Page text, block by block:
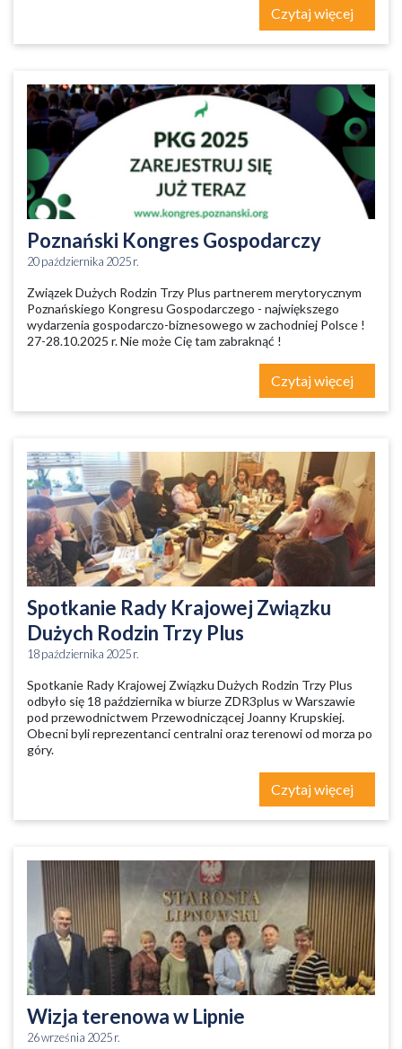
Czytaj więcej
Poznański Kongres Gospodarczy
20 października 2025 r.
Związek Dużych Rodzin Trzy Plus partnerem merytorycznym
Poznańskiego Kongresu Gospodarczego - największego
wydarzenia gospodarczo-biznesowego w zachodniej Polsce !
27-28.10.2025 r. Nie może Cię tam zabraknąć !
Czytaj więcej
Spotkanie Rady Krajowej Związku
Dużych Rodzin Trzy Plus
18 października 2025 r.
Spotkanie Rady Krajowej Związku Dużych Rodzin Trzy Plus
odbyło się 18 października w biurze ZDR3plus w Warszawie
pod przewodnictwem Przewodniczącej Joanny Krupskiej.
Obecni byli reprezentanci centralni oraz terenowi od morza po
góry.
Czytaj więcej
Wizja terenowa w Lipnie
26 września 2025 r.